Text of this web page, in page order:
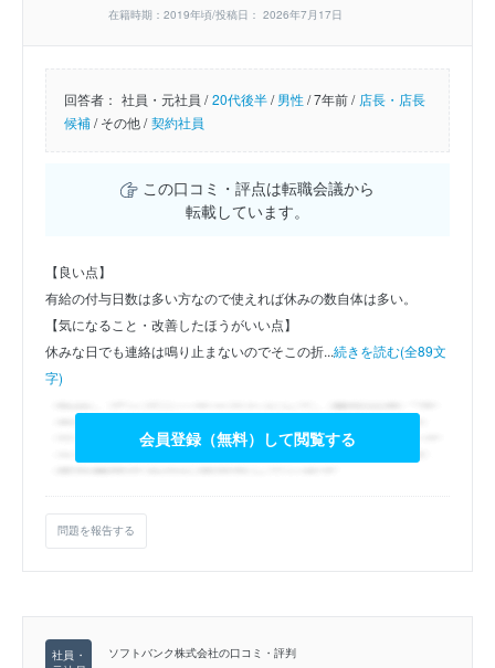
在籍時期：2019年頃/投稿日： 2026年7月17日
回答者： 社員・元社員 / 20代後半/男性/7年前 / 店長・店長
候補/その他 / 契約社員
この口コミ・評点は転職会議から
転載しています。
【良い点】
有給の付与日数は多い方なので使えれば休みの数自体は多い。
【気になること・改善したほうがいい点】
休みな日でも連絡は鳴り止まないのでそこの折...続きを読む(全89文
字)
会員登録（無料）して閲覧する
問題を報告する
ソフトバンク株式会社の口コミ・評判